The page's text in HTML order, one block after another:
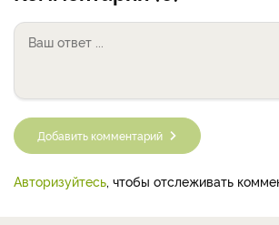
Добавить комментарий
Авторизуйтесь, чтобы отслеживать